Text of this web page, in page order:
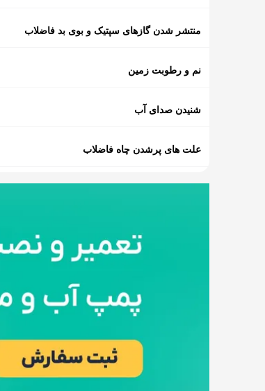
منتشر شدن گازهای سپتیک و بوی بد فاضلاب
نم و رطوبت زمین
شنیدن صدای آب
علت های پرشدن چاه فاضلاب